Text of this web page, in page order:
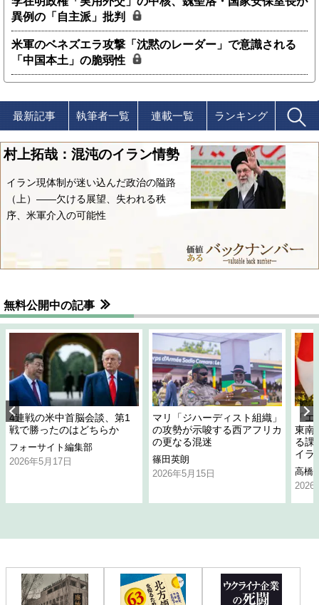
異例の「自主派」批判
米軍のベネズエラ攻撃「沈黙のレーダー」で意識される
「中国本土」の脆弱性
最新記事 執筆者一覧 連載一覧 ランキング
村上拓哉：混沌のイラン情勢
イラン現体制が迷い込んだ政治の隘路
（上）――欠ける展望、失われる秩
序、米軍介入の可能性
無料公開中の記事
4連戦の米中首脳会談、第1
戦で勝ったのはどちらか
フォーサイト編集部
2026年5月17日
マリ「ジハーディスト組織」
の攻勢が示唆する西アフリカ
の更なる混迷
篠田英朗
2026年5月15日
「
東南
る課
イラ
高橋
2026